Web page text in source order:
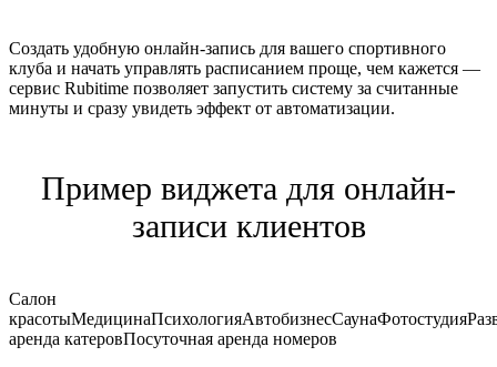
Создать удобную онлайн-запись для вашего спортивного
клуба и начать управлять расписанием проще, чем кажется —
сервис Rubitime позволяет запустить систему за считанные
минуты и сразу увидеть эффект от автоматизации.
Пример виджета для онлайн-
записи клиентов
Салон
красотыМедицинаПсихологияАвтобизнесСаунаФотостудия
аренда катеровПосуточная аренда номеров